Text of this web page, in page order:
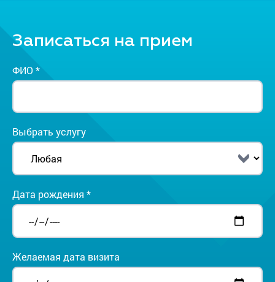
Записаться на прием
ФИО *
Выбрать услугу
Дата рождения *
Желаемая дата визита